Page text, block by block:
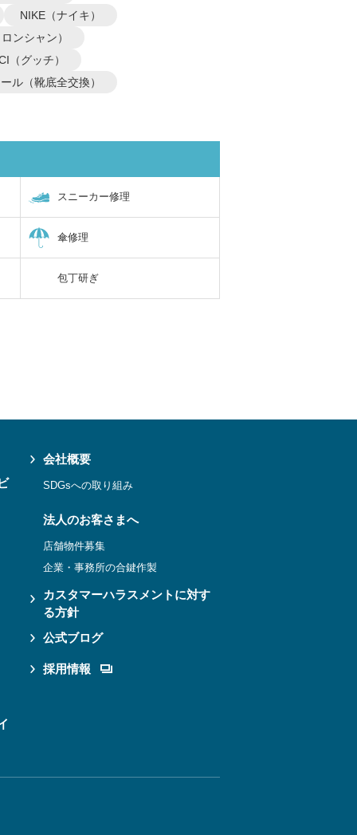
NIKE（ナイキ）
ンシャン）
（グッチ）
ル（靴底全交換）
スニーカー修理
傘修理
包丁研ぎ
会社概要
SDGsへの取り組み
法人のお客さまへ
店舗物件募集
企業・事務所の合鍵作製
カスタマーハラスメントに対す
る方針
公式ブログ
採用情報